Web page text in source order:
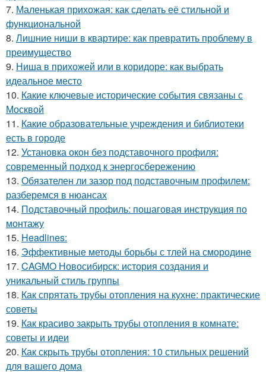
7. Маленькая прихожая: как сделать её стильной и
функциональной
8. Лишние ниши в квартире: как превратить проблему в
преимущество
9. Ниша в прихожей или в коридоре: как выбрать
идеальное место
10. Какие ключевые исторические события связаны с
Москвой
11. Какие образовательные учреждения и библиотеки
есть в городе
12. Установка окон без подставочного профиля:
современный подход к энергосбережению
13. Обязателен ли зазор под подставочным профилем:
разберемся в нюансах
14. Подставочный профиль: пошаговая инструкция по
монтажу
15. Headlines:
16. Эффективные методы борьбы с тлей на смородине
17. CAGMO Новосибирск: история создания и
уникальный стиль группы
18. Как спрятать трубы отопления на кухне: практические
советы
19. Как красиво закрыть трубы отопления в комнате:
советы и идеи
20. Как скрыть трубы отопления: 10 стильных решений
для вашего дома